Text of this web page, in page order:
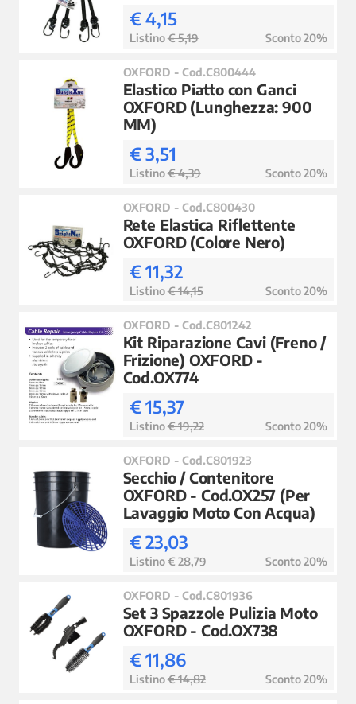
€ 4,15
Listino€ 5,19 Sconto 20%
OXFORD - Cod.C800444
Elastico Piatto con Ganci
OXFORD (Lunghezza: 900
MM)
€ 3,51
Listino€ 4,39 Sconto 20%
OXFORD - Cod.C800430
Rete Elastica Riflettente
OXFORD (Colore Nero)
€ 11,32
Listino€ 14,15 Sconto 20%
OXFORD - Cod.C801242
Kit Riparazione Cavi (Freno /
Frizione) OXFORD -
Cod.OX774
€ 15,37
Listino€ 19,22 Sconto 20%
OXFORD - Cod.C801923
Secchio / Contenitore
OXFORD - Cod.OX257 (Per
Lavaggio Moto Con Acqua)
€ 23,03
Listino€ 28,79 Sconto 20%
OXFORD - Cod.C801936
Set 3 Spazzole Pulizia Moto
OXFORD - Cod.OX738
€ 11,86
Listino€ 14,82 Sconto 20%